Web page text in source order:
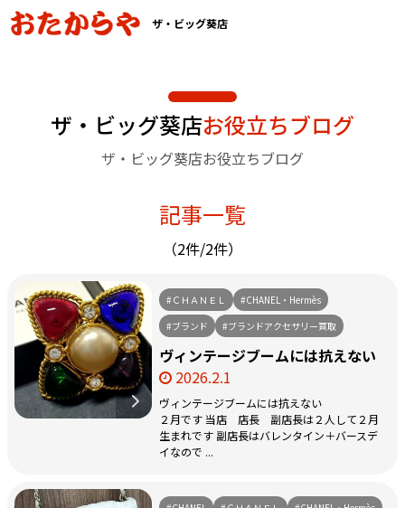
ザ・ビッグ葵店
ザ・ビッグ葵店お役立ちブログ
ザ・ビッグ葵店お役立ちブログ
記事一覧
（2件/2件）
#ＣＨＡＮＥＬ
#CHANEL・Hermès
#ブランド
#ブランドアクセサリー買取
ヴィンテージブームには抗えない
2026.2.1
ヴィンテージブームには抗えない
２月です 当店 店長 副店長は２人して２月
生まれです 副店長はバレンタイン＋バースデ
イなので ...